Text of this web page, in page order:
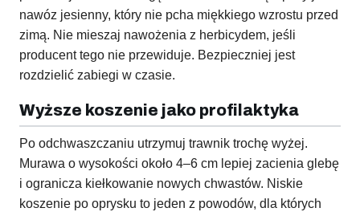
nawóz jesienny, który nie pcha miękkiego wzrostu przed
zimą. Nie mieszaj nawożenia z herbicydem, jeśli
producent tego nie przewiduje. Bezpieczniej jest
rozdzielić zabiegi w czasie.
Wyższe koszenie jako profilaktyka
Po odchwaszczaniu utrzymuj trawnik trochę wyżej.
Murawa o wysokości około 4–6 cm lepiej zacienia glebę
i ogranicza kiełkowanie nowych chwastów. Niskie
koszenie po oprysku to jeden z powodów, dla których